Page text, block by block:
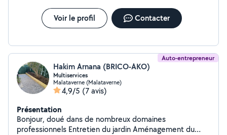
Voir le profil Contacter
Auto-entrepreneur
Hakim Arnana (BRICO-AKO)
Multiservices
Malataverne (Malataverne)
4,9/5 (7 avis)
Présentation
Bonjour, doué dans de nombreux domaines
professionnels Entretien du jardin Aménagement du